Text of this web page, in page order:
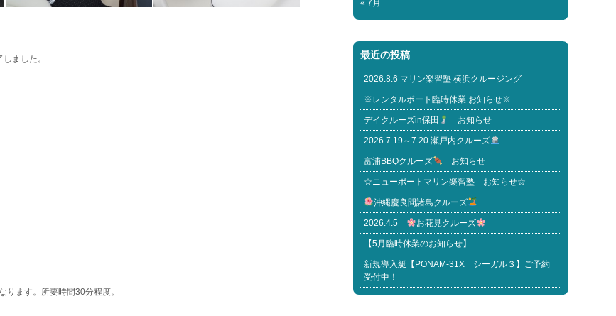
ました。
ます。所要時間30分程度。
« 7月
最近の投稿
2026.8.6 マリン楽習塾 横浜クルージング
※レンタルボート臨時休業 お知らせ※
デイクルーズin保田 お知らせ
2026.7.19～7.20 瀬戸内クルーズ
富浦BBQクルーズ お知らせ
☆ニューポートマリン楽習塾 お知らせ☆
沖縄慶良間諸島クルーズ
2026.4.5 お花見クルーズ
【5月臨時休業のお知らせ】
新規導入艇【PONAM-31X シーガル３】ご予約
受付中！